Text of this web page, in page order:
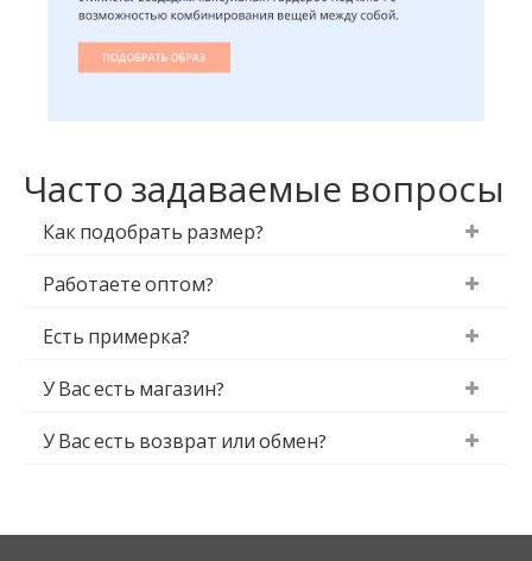
Часто задаваемые вопросы
Как подобрать размер?
Работаете оптом?
Есть примерка?
У Вас есть магазин?
У Вас есть возврат или обмен?